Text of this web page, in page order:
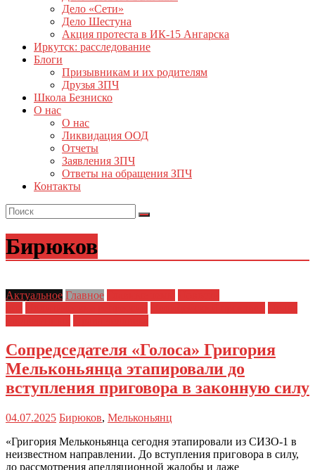
Дело «Сети»
Дело Шестуна
Акция протеста в ИК-15 Ангарска
Иркутск: расследование
Блоги
Призывникам и их родителям
Друзья ЗПЧ
Школа Безниско
О нас
О нас
Ликвидация ООД
Отчеты
Заявления ЗПЧ
Ответы на обращения ЗПЧ
Контакты
Бирюков
Актуальное Главное
Сопредседателя «Голоса» Григория
Мельконьянца этапировали до
вступления приговора в законную силу
04.07.2025 Бирюков, Мельконьянц
«Григория Мельконьянца сегодня этапировали из СИЗО-1 в
неизвестном направлении. До вступления приговора в силу,
до рассмотрения апелляционной жалобы и даже